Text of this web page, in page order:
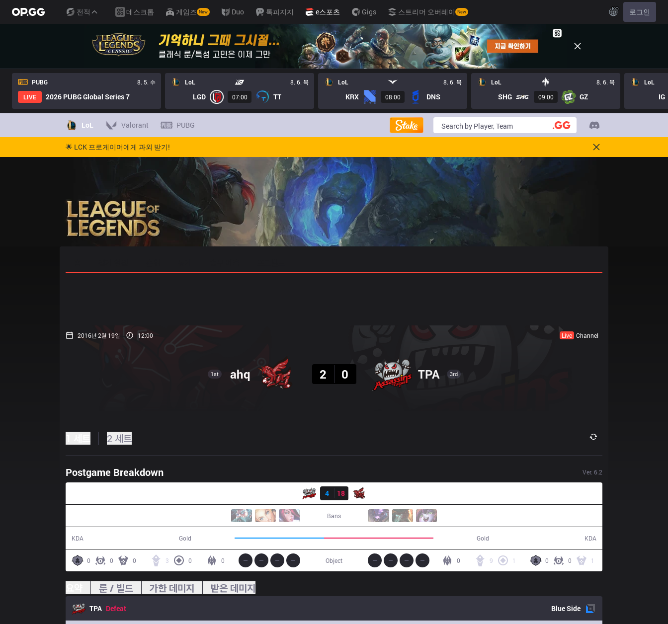
전적 데스크톱 게임즈 New Duo 톡피지지 e스포츠 Gigs 스트리머 오버레이 New KO 로그인
PUBG
8. 5. 수
LIVE
2026 PUBG Global Series 7
LoL 8. 6. 목
LGD 07:00 TT
LoL 8. 6. 목
KRX 08:00 DNS
LoL 8. 6. 목
SHG 09:00 GZ
LoL
IG
LoL Valorant PUBG
🌟 LCK 프로게이머에게 과외 받기!
2016년 2월 19일 12:00 Live Channel
1st ahq
2
0 TPA 3rd
2 세트
Postgame Breakdown Ver. 6.2
4
18
Bans
KDA Gold Gold KDA
0 0 0 3 0 0 0 0 1
9 1
0
Object
룬 / 빌드 가한 데미지 받은 데미지
TPA Defeat BlueSide